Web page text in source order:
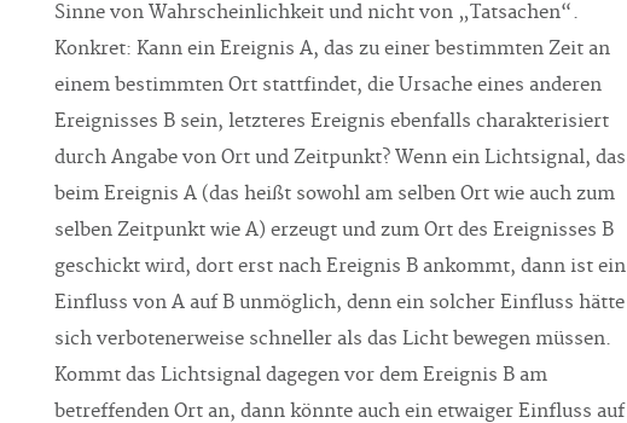
Sinne von Wahrscheinlichkeit und nicht von „Tatsachen“.
Konkret: Kann ein Ereignis A, das zu einer bestimmten Zeit an
einem bestimmten Ort stattfindet, die Ursache eines anderen
Ereignisses B sein, letzteres Ereignis ebenfalls charakterisiert
durch Angabe von Ort und Zeitpunkt? Wenn ein Lichtsignal, das
beim Ereignis A (das heißt sowohl am selben Ort wie auch zum
selben Zeitpunkt wie A) erzeugt und zum Ort des Ereignisses B
geschickt wird, dort erst nach Ereignis B ankommt, dann ist ein
Einfluss von A auf B unmöglich, denn ein solcher Einfluss hätte
sich verbotenerweise schneller als das Licht bewegen müssen.
Kommt das Lichtsignal dagegen vor dem Ereignis B am
betreffenden Ort an, dann könnte auch ein etwaiger Einfluss auf